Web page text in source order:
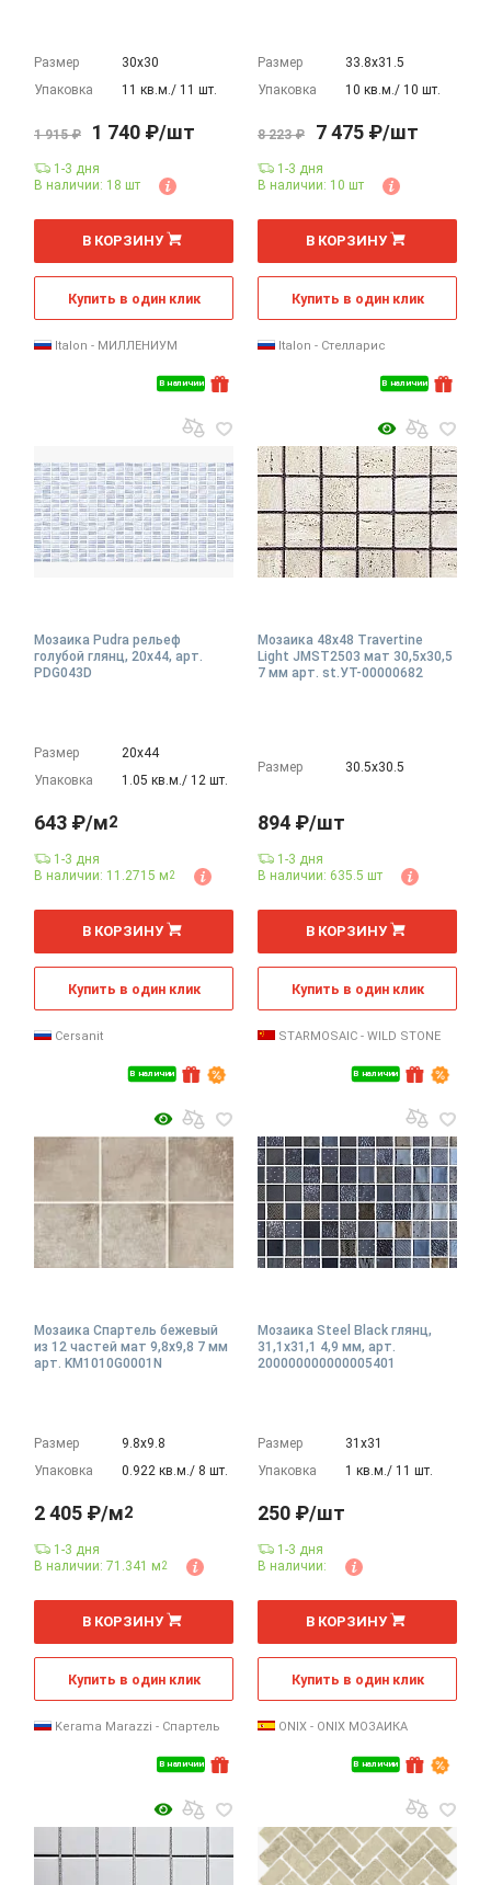
Размер
30х30
Упаковка
11 кв.м./ 11 шт.
В наличии
1 915 ₽ 1 740 ₽/шт
1-3 дня
В наличии: 18 шт
В КОРЗИНУ
Купить в один клик
Italon - МИЛЛЕНИУМ
Размер
33.8х31.5
Упаковка
10 кв.м./ 10 шт.
В наличии
8 223 ₽ 7 475 ₽/шт
1-3 дня
В наличии: 10 шт
В КОРЗИНУ
Купить в один клик
Italon - Стелларис
Мозаика Pudra рельеф
голубой глянц, 20x44, арт.
PDG043D
Размер
20х44
Упаковка
1.05 кв.м./ 12 шт.
В наличии
643 ₽/м2
1-3 дня
В наличии: 11.2715 м2
м
В КОРЗИНУ
Купить в один клик
Cersanit
Мозаика 48х48 Travertine
Light JMST2503 мат 30,5x30,5
7 мм арт. st.УТ-00000682
Размер 30.5х30.5
В наличии
894 ₽/шт
1-3 дня
В наличии: 635.5 шт
В КОРЗИНУ
Купить в один клик
STARMOSAIC - WILD STONE
Мозаика Спартель бежевый
из 12 частей мат 9,8x9,8 7 мм
арт. KM1010G0001N
Размер
9.8х9.8
Упаковка
0.922 кв.м./ 8 шт.
В наличии
2 405 ₽/м2
1-3 дня
В наличии: 71.341 м2
м
В КОРЗИНУ
Купить в один клик
Kerama Marazzi - Спартель
Мозаика Steel Black глянц,
31,1x31,1 4,9 мм, арт.
200000000000005401
Размер
31х31
Упаковка
1 кв.м./ 11 шт.
В наличии
250 ₽/шт
1-3 дня
В наличии:
шт
В КОРЗИНУ
Купить в один клик
ONIX - ONIX МОЗАИКА